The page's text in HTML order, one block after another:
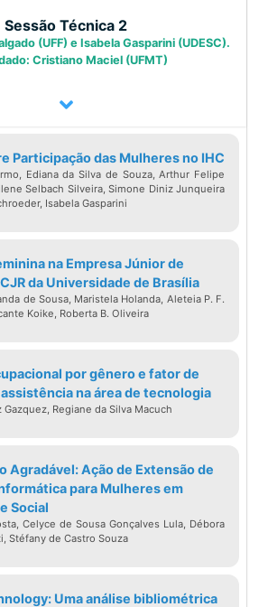
em SP como
nas principais empresas
2005, como coordenadora
de Tecnologia da
e Digitalização. Desde
2020, atua como Diretora
as áreas transversais
de valor de geração,
e comercialização de
e Responsabilidade
Sessão Técnica 2
(UFF) e Isabela Gasparini (UDESC).
Cristiano Maciel (UFMT)
Participação das Mulheres no IHC
Ediana da Silva de Souza, Arthur Felipe
Selbach Silveira, Simone Diniz Junqueira
Isabela Gasparini
na Empresa Júnior de
da Universidade de Brasília
de Sousa, Maristela Holanda, Aleteia P. F.
Koike, Roberta B. Oliveira
por gênero e fator de
na área de tecnologia
Regiane da Silva Macuch
Agradável: Ação de Extensão de
para Mulheres em
Social
Celyce de Sousa Gonçalves Lula, Débora
Stéfany de Castro Souza
Uma análise bibliométrica